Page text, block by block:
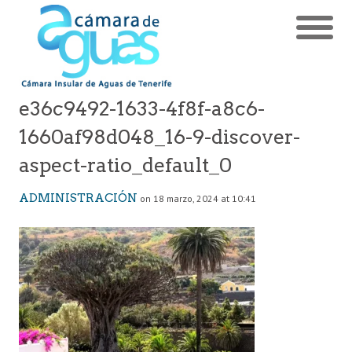
e36c9492-1633-4f8f-a8c6-
1660af98d048_16-9-discover-
aspect-ratio_default_0
ADMINISTRACIÓN on 18 marzo, 2024 at 10:41